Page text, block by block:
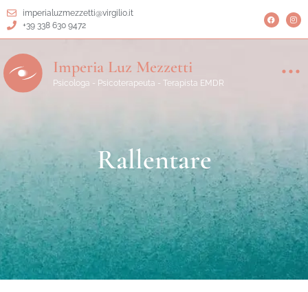
imperialuzmezzetti@virgilio.it
+39 338 630 9472
Imperia Luz Mezzetti
Psicologa - Psicoterapeuta - Terapista EMDR
Rallentare